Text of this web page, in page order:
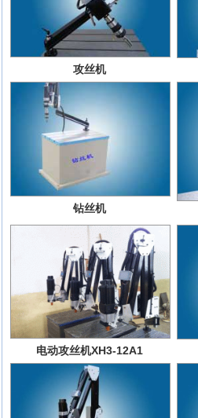
攻丝机
钻丝机
电动攻丝机XH3-12A1